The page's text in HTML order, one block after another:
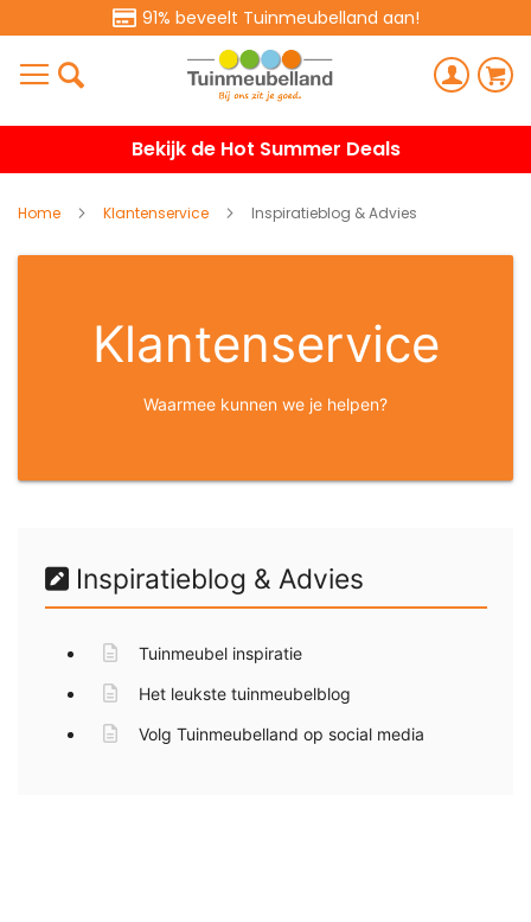
91% beveelt Tuinmeubelland aan!
Bekijk de Hot Summer Deals
Home Klantenservice Inspiratieblog & Advies
Klantenservice
Waarmee kunnen we je helpen?
Inspiratieblog & Advies
Tuinmeubel inspiratie
Het leukste tuinmeubelblog
Volg Tuinmeubelland op social media